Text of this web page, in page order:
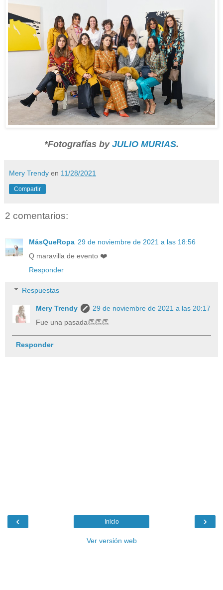
*Fotografías by JULIO MURIAS.
Mery Trendy en 11/28/2021
Compartir
2 comentarios:
MásQueRopa 29 de noviembre de 2021 a las 18:56
Q maravilla de evento ❤️
Responder
Respuestas
Mery Trendy
29 de noviembre de 2021 a las 20:17
Fue una pasada👏👏👏
Responder
‹ ›
Inicio
Ver versión web